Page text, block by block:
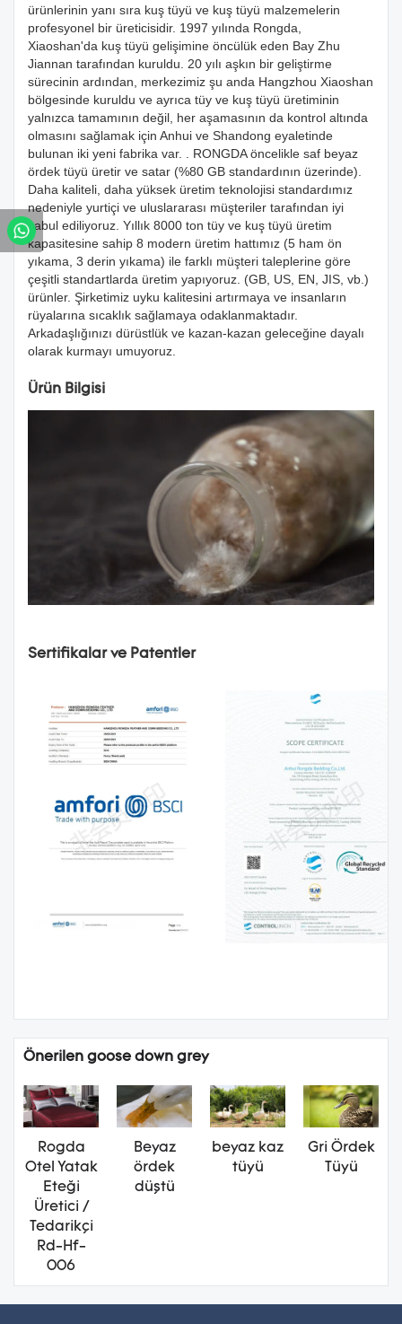
ürünlerinin yanı sıra kuş tüyü ve kuş tüyü malzemelerin
profesyonel bir üreticisidir. 1997 yılında Rongda,
Xiaoshan'da kuş tüyü gelişimine öncülük eden Bay Zhu
Jiannan tarafından kuruldu. 20 yılı aşkın bir geliştirme
sürecinin ardından, merkezimiz şu anda Hangzhou Xiaoshan
bölgesinde kuruldu ve ayrıca tüy ve kuş tüyü üretiminin
yalnızca tamamının değil, her aşamasının da kontrol altında
olmasını sağlamak için Anhui ve Shandong eyaletinde
bulunan iki yeni fabrika var. . RONGDA öncelikle saf beyaz
ördek tüyü üretir ve satar (%80 GB standardının üzerinde).
Daha kaliteli, daha yüksek üretim teknolojisi standardımız
nedeniyle yurtiçi ve uluslararası müşteriler tarafından iyi
kabul ediliyoruz. Yıllık 8000 ton tüy ve kuş tüyü üretim
kapasitesine sahip 8 modern üretim hattımız (5 ham ön
yıkama, 3 derin yıkama) ile farklı müşteri taleplerine göre
çeşitli standartlarda üretim yapıyoruz. (GB, US, EN, JIS, vb.)
ürünler. Şirketimiz uyku kalitesini artırmaya ve insanların
rüyalarına sıcaklık sağlamaya odaklanmaktadır.
Arkadaşlığınızı dürüstlük ve kazan-kazan geleceğine dayalı
olarak kurmayı umuyoruz.
Ürün Bilgisi
Sertifikalar ve Patentler
Önerilen goose down grey
Rogda
Otel Yatak
Eteği
Üretici /
Tedarikçi
Rd-Hf-
006
Beyaz
ördek
düştü
beyaz kaz
tüyü
Gri Ördek
Tüyü